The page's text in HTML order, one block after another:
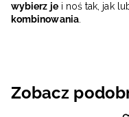
wybierz jei noś tak, jak
kombinowania.
Zobacz